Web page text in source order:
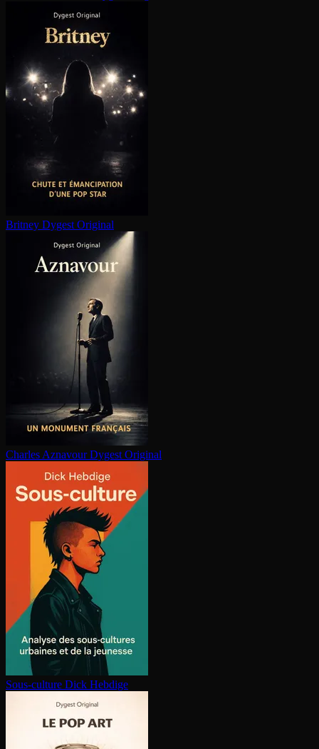
Britney Dygest Original
Charles Aznavour Dygest Original
Sous-culture Dick Hebdige